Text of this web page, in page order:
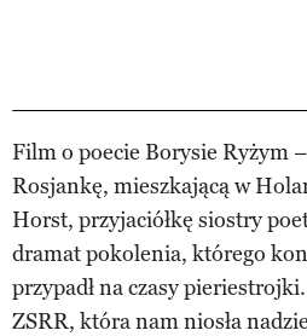
Film o poecie Borysie Ryżym
Rosjankę, mieszkającą w
Horst, przyjaciółkę siostry
dramat pokolenia, którego
przypadł na czasy
ZSRR, która nam niosła